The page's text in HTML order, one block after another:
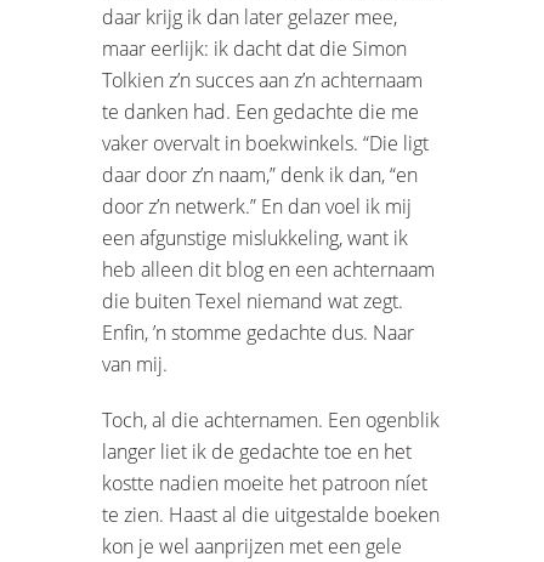
daar krijg ik dan later gelazer mee,
maar eerlijk: ik dacht dat die Simon
Tolkien z’n succes aan z’n achternaam
te danken had. Een gedachte die me
vaker overvalt in boekwinkels. “Die ligt
daar door z’n naam,” denk ik dan, “en
door z’n netwerk.” En dan voel ik mij
een afgunstige mislukkeling, want ik
heb alleen dit blog en een achternaam
die buiten Texel niemand wat zegt.
Enfin, ’n stomme gedachte dus. Naar
van mij.
Toch, al die achternamen. Een ogenblik
langer liet ik de gedachte toe en het
kostte nadien moeite het patroon níet
te zien. Haast al die uitgestalde boeken
kon je wel aanprijzen met een gele